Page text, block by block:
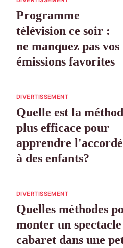
Programme
télévision ce soir :
ne manquez pas vos
émissions favorites
DIVERTISSEMENT
Quelle est la
plus efficace pour
apprendre
à des enfants?
DIVERTISSEMENT
Quelles méthodes
monter un spectacle
cabaret dans une